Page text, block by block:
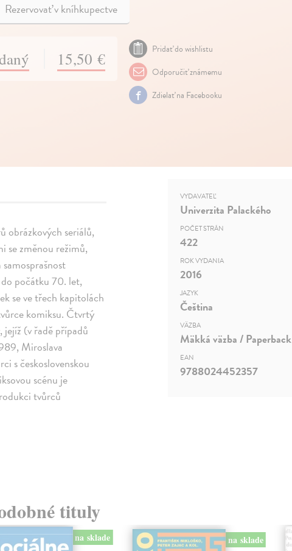
Rezervovať v kníhkupectve
15,50 €
Pridať do wishlistu
Odporučiť známemu
Zdielať na Facebooku
obrázkových seriálů,
se změnou režimů,
počátku 70. let,
se ve třech kapitolách
komiksu. Čtvrtý
(v řadě případů
Miroslava
s československou
scénu je
tvůrců
VYDAVATEĽ
Univerzita Palackého
POČET STRÁN
422
ROK VYDANIA
2016
JAZYK
Čeština
VÄZBA
Mäkká väzba / Paperback
EAN
9788024452357
tituly
na sklade na sklade